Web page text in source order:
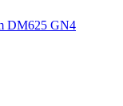
DM625 GN4